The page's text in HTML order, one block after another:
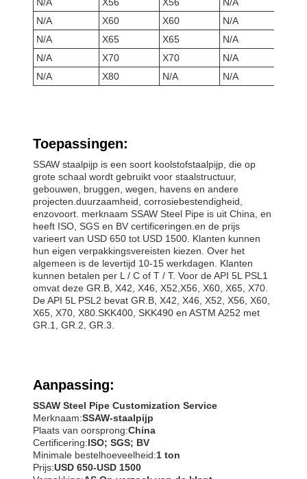
N/A
X60 X60
N/A
N/A
X65 X65
N/A
N/A
X70 X70
N/A
N/A
X80 N/A N/A
Toepassingen:
SSAW staalpijp is een soort koolstofstaalpijp, die op
grote schaal wordt gebruikt voor staalstructuur,
gebouwen, bruggen, wegen, havens en andere
projecten.duurzaamheid, corrosiebestendigheid,
enzovoort. merknaam SSAW Steel Pipe is uit China, en
heeft ISO, SGS en BV certificeringen.en de prijs
varieert van USD 650 tot USD 1500. Klanten kunnen
hun eigen verpakkingsvereisten kiezen. Over het
algemeen is de levertijd 10-15 werkdagen. Klanten
kunnen betalen per L / C of T / T. Voor de API 5L PSL1
omvat deze GR.B, X42, X46, X52,X56, X60, X65, X70.
De API 5L PSL2 bevat GR.B, X42, X46, X52, X56, X60,
X65, X70, X80.SKK400, SKK490 en ASTM A252 met
GR.1, GR.2, GR.3.
Aanpassing:
SSAW Steel Pipe Customization Service
Merknaam:SSAW-staalpijp
Plaats van oorsprong:China
Certificering:ISO; SGS; BV
Minimale bestelhoeveelheid:1 ton
Prijs:USD 650-USD 1500